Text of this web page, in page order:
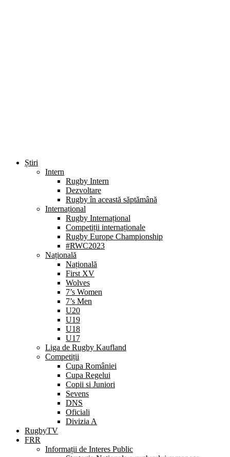
Știri
Intern
Rugby Intern
Dezvoltare
Rugby în această săptămână
Internațional
Rugby Internațional
Competiții internaționale
Rugby Europe Championship
#RWC2023
Națională
Națională
First XV
Wolves
7’s Women
7’s Men
U20
U19
U18
U17
Liga de Rugby Kaufland
Competiții
Cupa României
Cupa Regelui
Copii si Juniori
Sevens
DNS
Oficiali
Divizia A
RugbyTV
FRR
Informații de Interes Public